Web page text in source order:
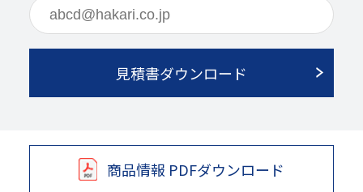
見積書ダウンロード
商品情報 PDFダウンロード